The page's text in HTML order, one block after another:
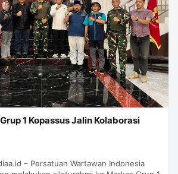
1 Kopassus Jalin Kolaborasi
– Persatuan Wartawan Indonesia